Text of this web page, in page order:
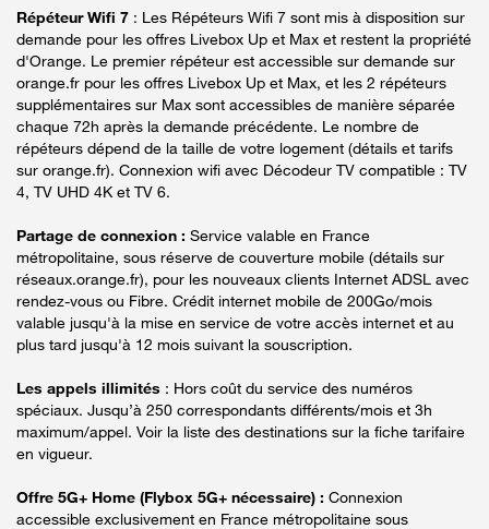
Répéteur Wifi 7 : Les Répéteurs Wifi 7 sont mis à disposition sur
demande pour les offres Livebox Up et Max et restent la propriété
d'Orange. Le premier répéteur est accessible sur demande sur
orange.fr pour les offres Livebox Up et Max, et les 2 répéteurs
supplémentaires sur Max sont accessibles de manière séparée
chaque 72h après la demande précédente. Le nombre de
répéteurs dépend de la taille de votre logement (détails et tarifs
sur orange.fr). Connexion wifi avec Décodeur TV compatible : TV
4, TV UHD 4K et TV 6.
Partage de connexion : Service valable en France
métropolitaine, sous réserve de couverture mobile (détails sur
réseaux.orange.fr), pour les nouveaux clients Internet ADSL avec
rendez-vous ou Fibre. Crédit internet mobile de 200Go/mois
valable jusqu'à la mise en service de votre accès internet et au
plus tard jusqu'à 12 mois suivant la souscription.
Les appels illimités : Hors coût du service des numéros
spéciaux. Jusqu’à 250 correspondants différents/mois et 3h
maximum/appel. Voir la liste des destinations sur la fiche tarifaire
en vigueur.
Offre 5G+ Home (Flybox 5G+ nécessaire) : Connexion
accessible exclusivement en France métropolitaine sous